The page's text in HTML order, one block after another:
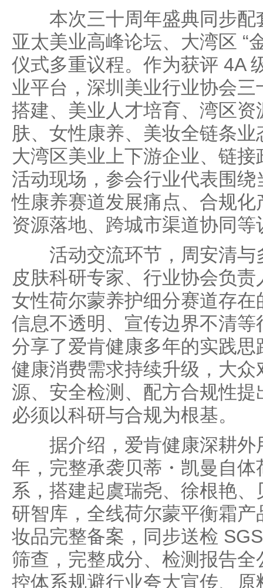
本次三十周年盛典同步配
亚太美业高峰论坛、大湾区 “
仪式多重议程。作为获评 4A
业平台，深圳美业行业协会
搭建、美业人才培育、湾区
肤、女性康养、美妆全链条
大湾区美业上下游企业、链
活动现场，参会行业代表围
性康养赛道发展痛点、合规
资源落地、跨城市渠道协同
活动交流环节，周安清与
皮肤科研专家、行业协会负
女性荷尔蒙养护细分赛道存
信息不透明、宣传边界不清
分享了爱肯健康多年的实践
健康消费需求持续升级，大
源、安全检测、配方合规性
必须以科研与合规为根基。
据介绍，爱肯健康深耕外
年，完整承袭贝蒂・凯曼自
系，搭建起虞瑞尧、徐根艳
研智库，全线荷尔蒙平衡霜
妆品完整备案，同步送检
筛查，完整成分、检测报告
控体系规避行业夸大宣传、